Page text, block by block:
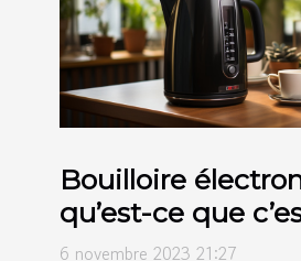
Bouilloire
qu’est-ce que
6 novembre 2023 21:27